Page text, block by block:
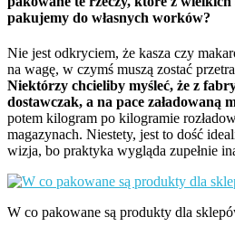
pakujemy do własnych worków?
Nie jest odkryciem, że kasza czy
na wagę, w czymś muszą zostać
Niektórzy chcieliby myśleć, że z
dostawczak, a na pace załadowaną
potem kilogram po kilogramie
magazynach. Niestety, jest to dość
wizja, bo praktyka wygląda zupełnie
W co pakowane są produkty dla